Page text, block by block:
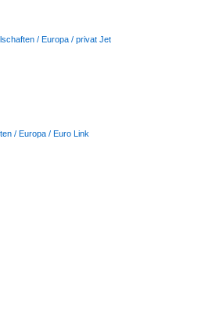
/ Europa / privat Jet
/ Europa / Euro Link